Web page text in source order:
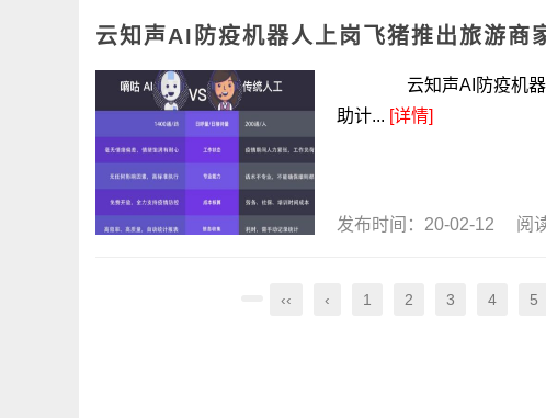
云知声AI防疫机器人上岗飞猪推出旅游商
云知声AI防疫机器人
助计... [详情]
发布时间：20-02-12 阅
‹‹ ‹ 1 2 3 4 5